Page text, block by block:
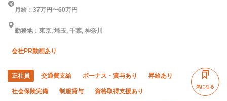
月給：37万円〜60万円
勤務地：東京, 埼玉, 千葉, 神奈川
会社PR動画あり
正社員 交通費支給 ボーナス・賞与あり 昇給あり
社会保険完備 制服貸与 資格取得支援あり
気になる